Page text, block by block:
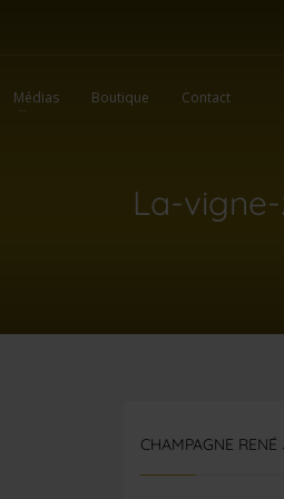
Médias Boutique Contact
La-
CHAMPAGNE